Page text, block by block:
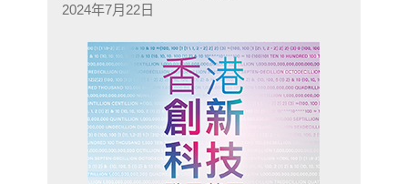
2024年7月22日